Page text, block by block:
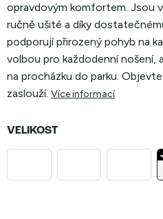
opravdovým komfortem. Jsou
ručně ušité a díky
podporují přirozený pohyb na
volbou pro každodenní nošení,
na procházku do parku.
zaslouží. Více informací
VELIKOST